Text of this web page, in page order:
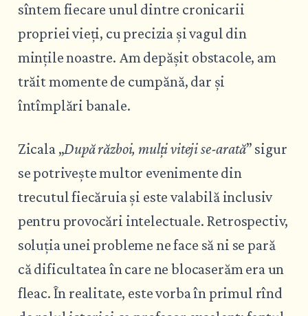
sîntem fiecare unul dintre cronicarii
propriei vieți, cu precizia și vagul din
mințile noastre. Am depășit obstacole, am
trăit momente de cumpănă, dar și
întîmplări banale.
Zicala „După război, mulți viteji se-arată” sigur
se potrivește multor evenimente din
trecutul fiecăruia și este valabilă inclusiv
pentru provocări intelectuale. Retrospectiv,
soluția unei probleme ne face să ni se pară
că dificultatea în care ne blocaserăm era un
fleac. În realitate, este vorba în primul rînd